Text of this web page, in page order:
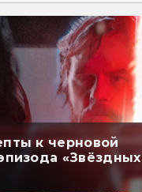
к черновой
«Звёздных